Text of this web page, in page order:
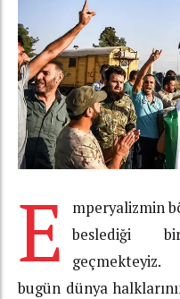
E
mperyalizmin
beslediği
bugün dünya